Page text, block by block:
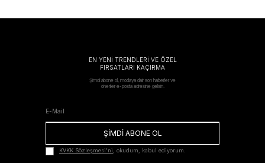
EN YENİ TRENDLERİ VE ÖZEL
FIRSATLARI KAÇIRMA
Şimdi abone ol, modaya dair son haberler ve
öneriler e-posta adresine gelsin.
ŞİMDİ ABONE OL
KVKK Sözleşmesi'ni, okudum, kabul ediyorum.